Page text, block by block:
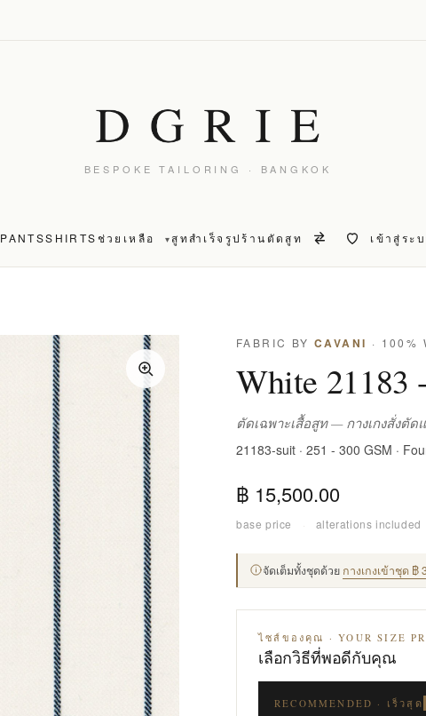
BESPOKE TAILORING · BANGKOK
PANTSSHIRTSช่วยเหลือ ▾สูทสำเร็จรูปร้านตัดสูท เข้าสู่ระ
FABRIC BY CAVANI · 100%
White 21183
ตัดเฉพาะเสื้อสูท — กางเกงสั่งตัด
21183-suit · 251 - 300 GSM ·
฿ 15,500.00
base price · alterations included
จัดเต็มทั้งชุดด้วย กางเกงเข้าชุด ฿
ไซส์ของคุณ · YOUR SIZE
เลือกวิธีที่พอดีกับคุณ
RECOMMENDED · เร็วสุด